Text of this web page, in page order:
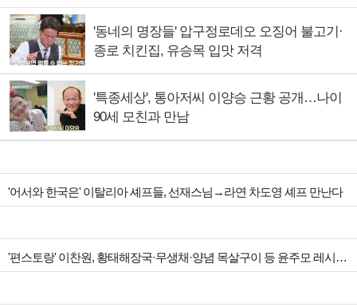
'동네의 명장들' 압구정로데오 오징어 불고기·
종로 치킨집, 유승목 입맛 저격
'특종세상', 통아저씨 이양승 근황 공개…나이
90세 모친과 만남
'어서와 한국은' 이탈리아 셰프들, 선재스님→라연 차도영 셰프 만난다
'편스토랑' 이찬원, 황태해장국·무생채·양념 목살구이 등 윤주모 레시피 섭렵